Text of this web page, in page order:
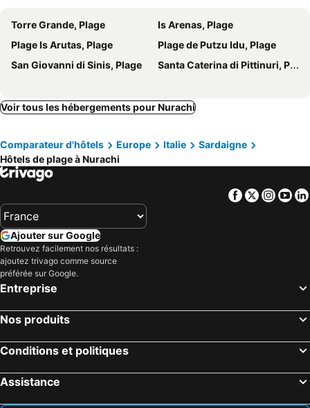
Torre Grande, Plage
Is Arenas, Plage
Plage Is Arutas, Plage
Plage de Putzu Idu, Plage
San Giovanni di Sinis, Plage
Santa Caterina di Pittinuri, Plage
Voir tous les hébergements pour Nurachi
Comparateur d'hôtels Europe Italie
Sardaigne
Hôtels de plage à Nurachi
Facebook
Twitter
Ajouter sur Google
Retrouvez facilement nos résultats :
ajoutez trivago comme source
préférée sur Google.
Entreprise
Nos produits
Conditions et politiques
Assistance